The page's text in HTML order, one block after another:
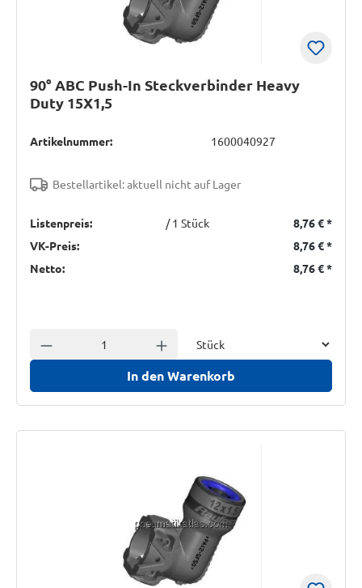
90° ABC Push-In Steckverbinder Heavy
Duty 15X1,5
Artikelnummer: 1600040927
Bestellartikel: aktuell nicht auf Lager
Listenpreis: / 1 Stück 8,76 €*
VK-Preis:
8,76 €*
Netto:
8,76 €*
Anzahl verringern Anzahl erhöhen
In den Warenkorb